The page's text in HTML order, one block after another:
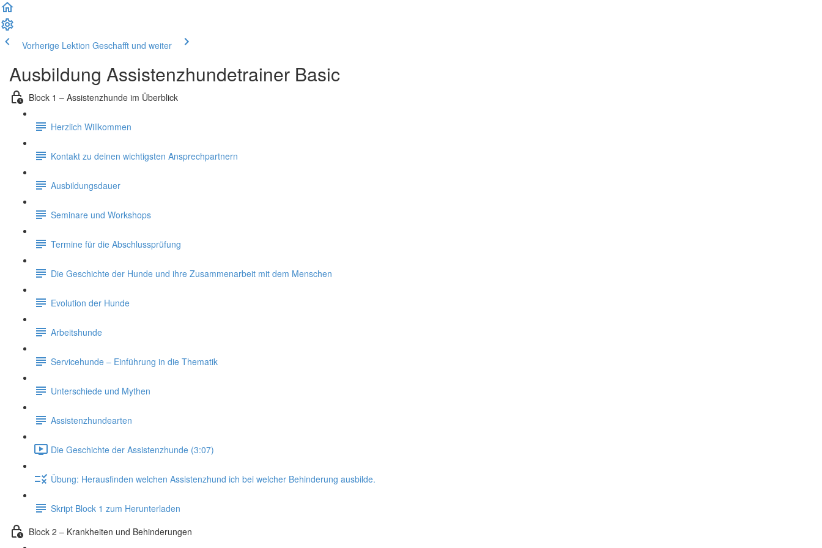
Vorherige Lektion Geschafft und weiter
Ausbildung Assistenzhundetrainer Basic
Block 1 – Assistenzhunde im Überblick
Herzlich Willkommen
Kontakt zu deinen wichtigsten Ansprechpartnern
Ausbildungsdauer
Seminare und Workshops
Termine für die Abschlussprüfung
Die Geschichte der Hunde und ihre Zusammenarbeit mit dem Menschen
Evolution der Hunde
Arbeitshunde
Servicehunde – Einführung in die Thematik
Unterschiede und Mythen
Assistenzhundearten
Die Geschichte der Assistenzhunde (3:07)
Übung: Herausfinden welchen Assistenzhund ich bei welcher Behinderung ausbilde.
Skript Block 1 zum Herunterladen
Block 2 – Krankheiten und Behinderungen